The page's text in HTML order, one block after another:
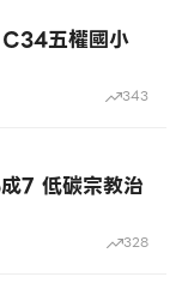
五權國小
343
7 低碳宗教治
328